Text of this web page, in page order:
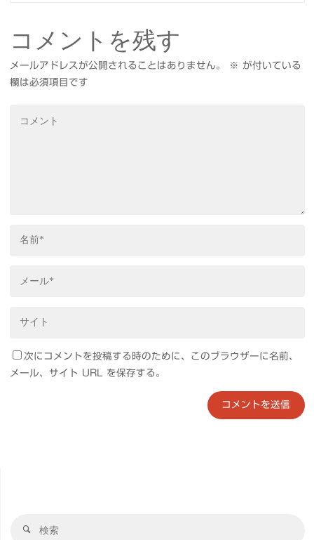
コメントを残す
メールアドレスが公開されることはありません。 ※ が付いている
欄は必須項目です
次にコメントを投稿する時のために、このブラウザーに名前、
メール、サイト URL を保存する。
検